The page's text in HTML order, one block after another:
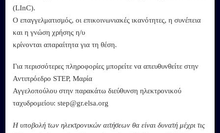
(LInC).
Ο επαγγελματισμός, οι επικοινωνιακές ικανότητες, η συνέπεια
και η γνώση χρήσης η/υ
κρίνονται απαραίτητα για τη θέση.
Για περισσότερες πληροφορίες μπορείτε να απευθυνθείτε στην
Αντιπρόεδρο STEP, Μαρία
Αγγελοπούλου στην παρακάτω διεύθυνση ηλεκτρονικού
ταχυδρομείου: step@gr.elsa.org
Η υποβολή των ηλεκτρονικών αιτήσεων θα είναι δυνατή μέχρι τις